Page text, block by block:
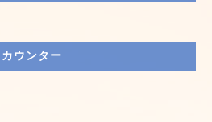
カウンター